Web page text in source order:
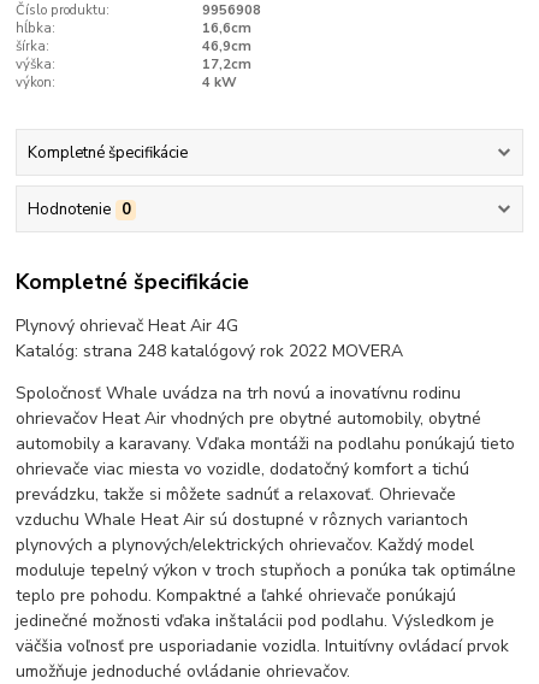
Číslo produktu:
9956908
hĺbka:
16,6cm
šírka:
46,9cm
výška:
17,2cm
výkon:
4 kW
Kompletné špecifikácie
Hodnotenie 0
Kompletné špecifikácie
Plynový ohrievač Heat Air 4G
Katalóg: strana 248 katalógový rok 2022 MOVERA
Spoločnosť Whale uvádza na trh novú a inovatívnu rodinu
ohrievačov Heat Air vhodných pre obytné automobily, obytné
automobily a karavany. Vďaka montáži na podlahu ponúkajú tieto
ohrievače viac miesta vo vozidle, dodatočný komfort a tichú
prevádzku, takže si môžete sadnúť a relaxovať. Ohrievače
vzduchu Whale Heat Air sú dostupné v rôznych variantoch
plynových a plynových/elektrických ohrievačov. Každý model
moduluje tepelný výkon v troch stupňoch a ponúka tak optimálne
teplo pre pohodu. Kompaktné a ľahké ohrievače ponúkajú
jedinečné možnosti vďaka inštalácii pod podlahu. Výsledkom je
väčšia voľnosť pre usporiadanie vozidla. Intuitívny ovládací prvok
umožňuje jednoduché ovládanie ohrievačov.